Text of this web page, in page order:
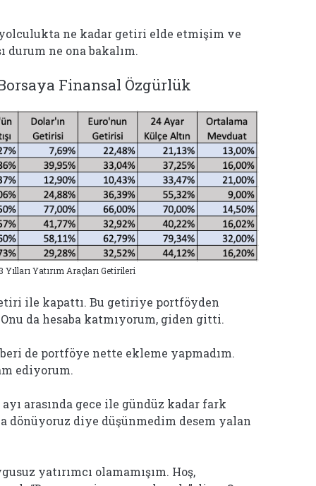
yolculukta ne kadar getiri elde etmişim ve
durum ne ona bakalım.
Finansal Özgürlük
Yılları Yatırım Araçları Getirileri
getiri ile kapattı. Bu getiriye portföyden
da hesaba katmıyorum, giden gitti.
beri de portföye nette ekleme yapmadım.
ediyorum.
arasında gece ile gündüz kadar fark
dönüyoruz diye düşünmedim desem yalan
yatırımcı olamamışım. Hoş,